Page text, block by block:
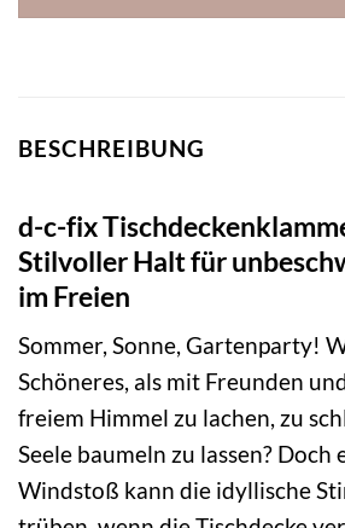
BESCHREIBUNG
d-c-fix
Stilvoller Halt für
im Freien
Sommer, Sonne, Gartenparty!
Schöneres, als mit Freunden
freiem Himmel zu lachen, zu
Seele baumeln zu lassen? Doch
Windstoß kann die idyllische